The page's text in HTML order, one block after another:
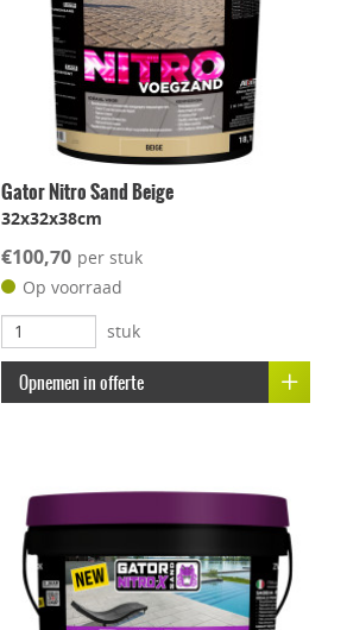
Gator Nitro Sand Beige
32x32x38cm
€100,70 per stuk
Op voorraad
stuk
Opnemen in offerte